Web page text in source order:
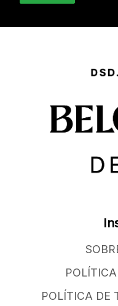
POLÍTICA DE